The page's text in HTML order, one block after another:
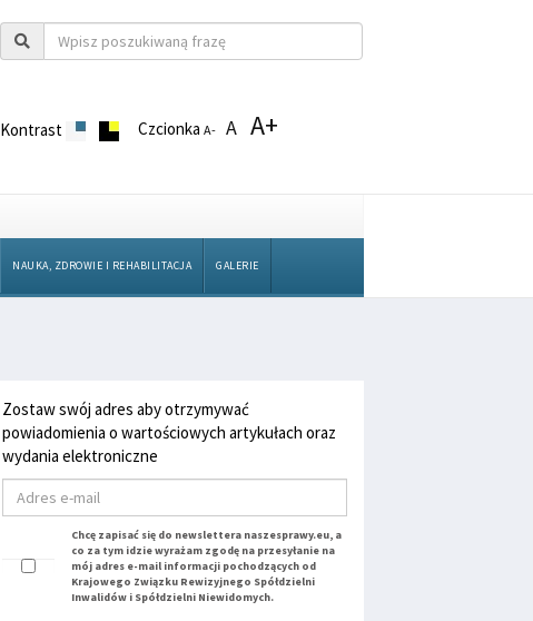
Kontrast CzcionkaA- A A+
NAUKA, ZDROWIE I REHABILITACJA GALERIE
Zostaw swój adres aby otrzymywać
powiadomienia o wartościowych artykułach oraz
wydania elektroniczne
Chcę zapisać się do newslettera naszesprawy.eu, a
co za tym idzie wyrażam zgodę na przesyłanie na
mój adres e-mail informacji pochodzących od
Krajowego Związku Rewizyjnego Spółdzielni
Inwalidów i Spółdzielni Niewidomych.